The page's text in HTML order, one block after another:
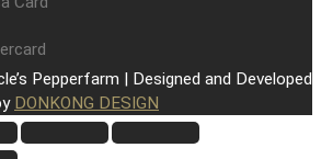
Pepperfarm | Designed and Developed
DONKONG DESIGN